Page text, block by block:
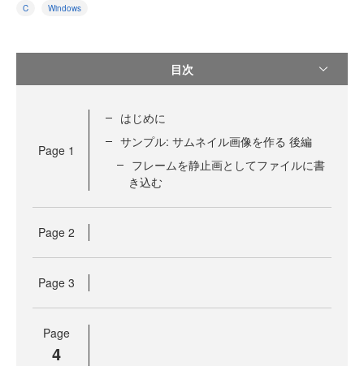
C Windows
目次
Page 1
はじめに
サンプル: サムネイル画像を作る 後編
フレームを静止画としてファイルに書
き込む
Page 2
Page 3
Page
4